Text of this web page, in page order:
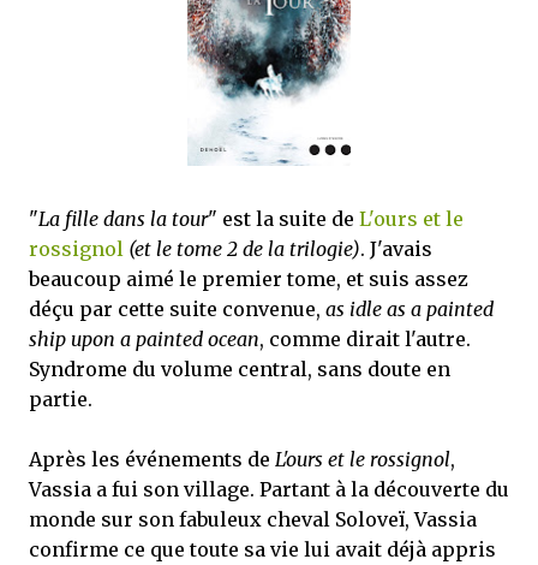
mettre sous tous les yeux. C'est cela...
"La fille dans la tour" est la suite de L'ours et le
rossignol (et le tome 2 de la trilogie). J'avais
beaucoup aimé le premier tome, et suis assez
déçu par cette suite convenue, as idle as a painted
ship upon a painted ocean, comme dirait l'autre.
Syndrome du volume central, sans doute en
partie.
Après les événements de L'ours et le rossignol,
Vassia a fui son village. Partant à la découverte du
monde sur son fabuleux cheval Soloveï, Vassia
confirme ce que toute sa vie lui avait déjà appris